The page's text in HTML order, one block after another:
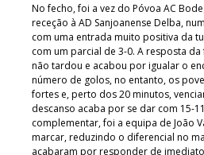
No fecho, foi a vez do Póvoa AC
receção à AD Sanjoanense Delba,
com uma entrada muito positiva da
com um parcial de 3-0. A resposta
não tardou e acabou por igualar o
número de golos, no entanto, os
fortes e, perto dos 20 minutos,
descanso acaba por se dar com 15-
complementar, foi a equipa de João
marcar, reduzindo o diferencial no
acabaram por responder de